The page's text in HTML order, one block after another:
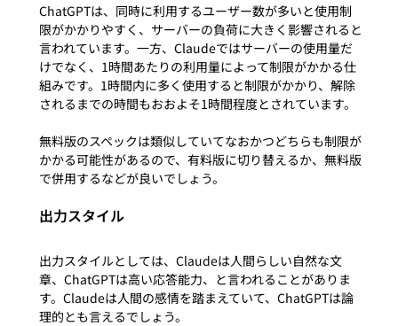
ChatGPTは、同時に利用するユーザー数が多いと使用制
限がかかりやすく、サーバーの負荷に大きく影響されると
言われています。一方、Claudeではサーバーの使用量だ
けでなく、1時間あたりの利用量によって制限がかかる仕
組みです。1時間内に多く使用すると制限がかかり、解除
されるまでの時間もおおよそ1時間程度とされています。
無料版のスペックは類似していてなおかつどちらも制限が
かかる可能性があるので、有料版に切り替えるか、無料版
出力スタイル
出力スタイルとしては、Claudeは人間らしい自然な文
章、ChatGPTは高い応答能力、と言われることがありま
す。Claudeは人間の感情を踏まえていて、ChatGPTは論
理的とも言えるでしょう。